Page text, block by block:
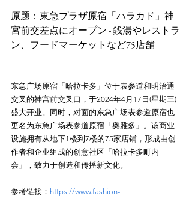
原题：東急プラザ原宿「ハラカド」神
宮前交差点にオープン - 銭湯やレストラ
东急广场原宿「哈拉卡多」位于表参道和明治通
交叉的神宫前交叉口，于2024年4月17日(星期三)
盛大开业。同时，对面的东急广场表参道原宿也
更名为东急广场表参道原宿「奥雅多」。该商业
设施拥有从地下1楼到7楼的75家店铺，形成由创
作者和企业组成的创意社区「哈拉卡多町内
参考链接： https://www.fashion-